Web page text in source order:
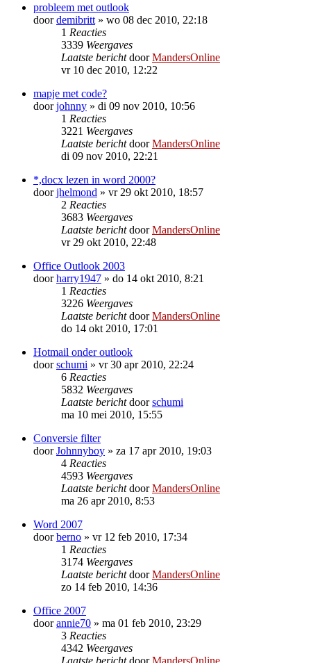
probleem met outlook
doordemibritt » wo 08 dec 2010, 22:18
1 Reacties
3339 Weergaves
Laatste berichtdoorMandersOnline
vr 10 dec 2010, 12:22
mapje met code?
doorjohnny » di 09 nov 2010, 10:56
1 Reacties
3221 Weergaves
Laatste berichtdoorMandersOnline
di 09 nov 2010, 22:21
*,docx lezen in word 2000?
doorjhelmond » vr 29 okt 2010, 18:57
2 Reacties
3683 Weergaves
Laatste berichtdoorMandersOnline
vr 29 okt 2010, 22:48
Office Outlook 2003
doorharry1947 » do 14 okt 2010, 8:21
1 Reacties
3226 Weergaves
Laatste berichtdoorMandersOnline
do 14 okt 2010, 17:01
Hotmail onder outlook
doorschumi » vr 30 apr 2010, 22:24
6 Reacties
5832 Weergaves
Laatste berichtdoorschumi
ma 10 mei 2010, 15:55
Conversie filter
doorJohnnyboy » za 17 apr 2010, 19:03
4 Reacties
4593 Weergaves
Laatste berichtdoorMandersOnline
ma 26 apr 2010, 8:53
Word 2007
doorberno » vr 12 feb 2010, 17:34
1 Reacties
3174 Weergaves
Laatste berichtdoorMandersOnline
zo 14 feb 2010, 14:36
Office 2007
doorannie70 » ma 01 feb 2010, 23:29
3 Reacties
4342 Weergaves
Laatste berichtdoorMandersOnline